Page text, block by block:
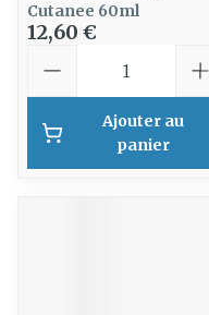
Cutanee 60ml
12,60 €
Ajouter au
panier